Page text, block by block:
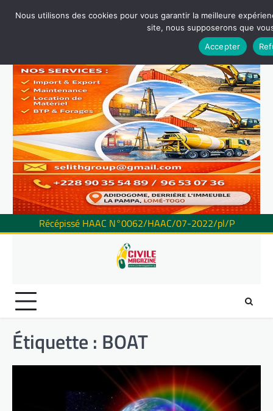
Récépissé HAAC N°0062/HAAC/07-2022/pl/P
Étiquette : BOAT
Nous utilisons des cookies pour vous garantir la meilleure
site, nous supposerons que
Accepter